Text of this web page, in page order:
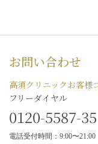
お問い合わせ
高須クリニックお客様
フリーダイヤル
0120-5587-35
電話受付時間：9:00〜21:00